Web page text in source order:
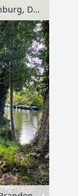
Kleiner Hafen in Lübbenau, Spreewald, Brandenburg, Deutschland